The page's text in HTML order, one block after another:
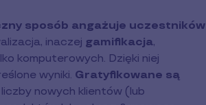
sposób angażuje uczestników
inaczej gamifikacja,
komputerowych. Dzięki niej
wyniki. Gratyfikowane są
nowych klientów (lub